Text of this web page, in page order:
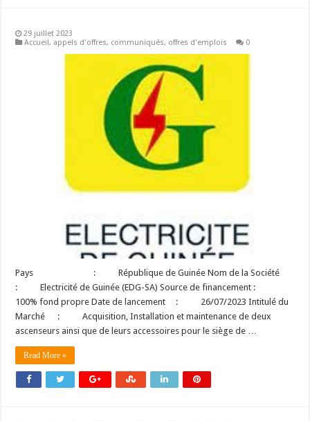
29 juillet 2023
Accueil, appels d'offres, communiqués, offres d'emplois 0
Pays : République de Guinée Nom de la Société
: Electricité de Guinée (EDG-SA) Source de financement :
100% fond propre Date de lancement : 26/07/2023 Intitulé du
Marché : Acquisition, Installation et maintenance de deux
ascenseurs ainsi que de leurs accessoires pour le siège de …
Read More »